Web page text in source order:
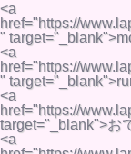
<a
href="https://
"
<a
href="https://
"
<a
href="https://
target="_blank">お
<a